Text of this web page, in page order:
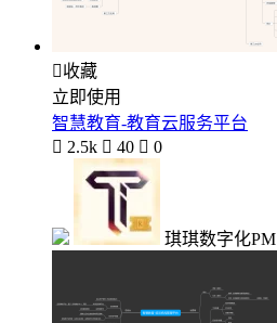
收藏
立即使用
智慧教育-教育云服务平台
 2.5k  40  0
琪琪数字化PM